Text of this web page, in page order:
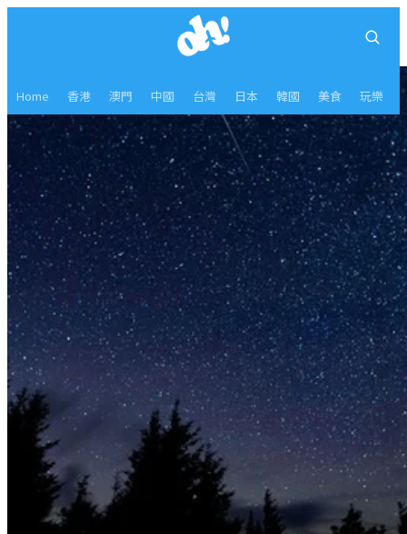
Home 香港 澳門 中國 台灣 日本 韓國 美食 玩樂